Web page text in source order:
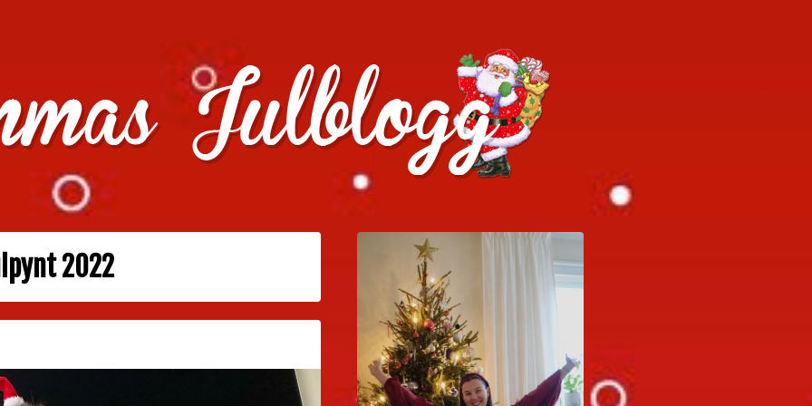
julklappstips, julkalendrar, adventskalendrar , julpyssel och julrecept!
2022